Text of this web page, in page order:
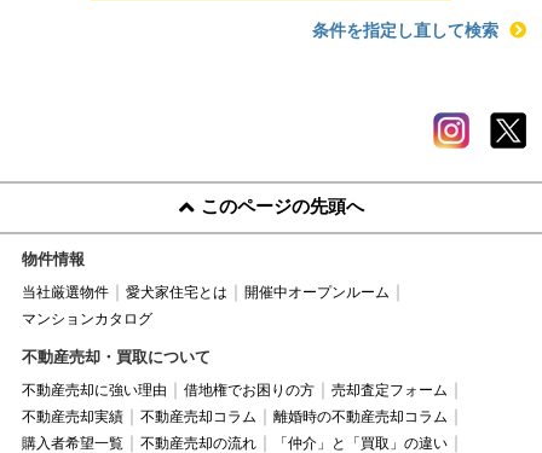
条件を指定し直して検索
このページの先頭へ
物件情報
当社厳選物件 愛犬家住宅とは
開催中オープンルーム
マンションカタログ
不動産売却・買取について
不動産売却に強い理由 借地権でお困りの方
売却査定フォーム
不動産売却実績
不動産売却コラム
離婚時の不動産売却コラム
購入者希望一覧
不動産売却の流れ
「仲介」と「買取」の違い